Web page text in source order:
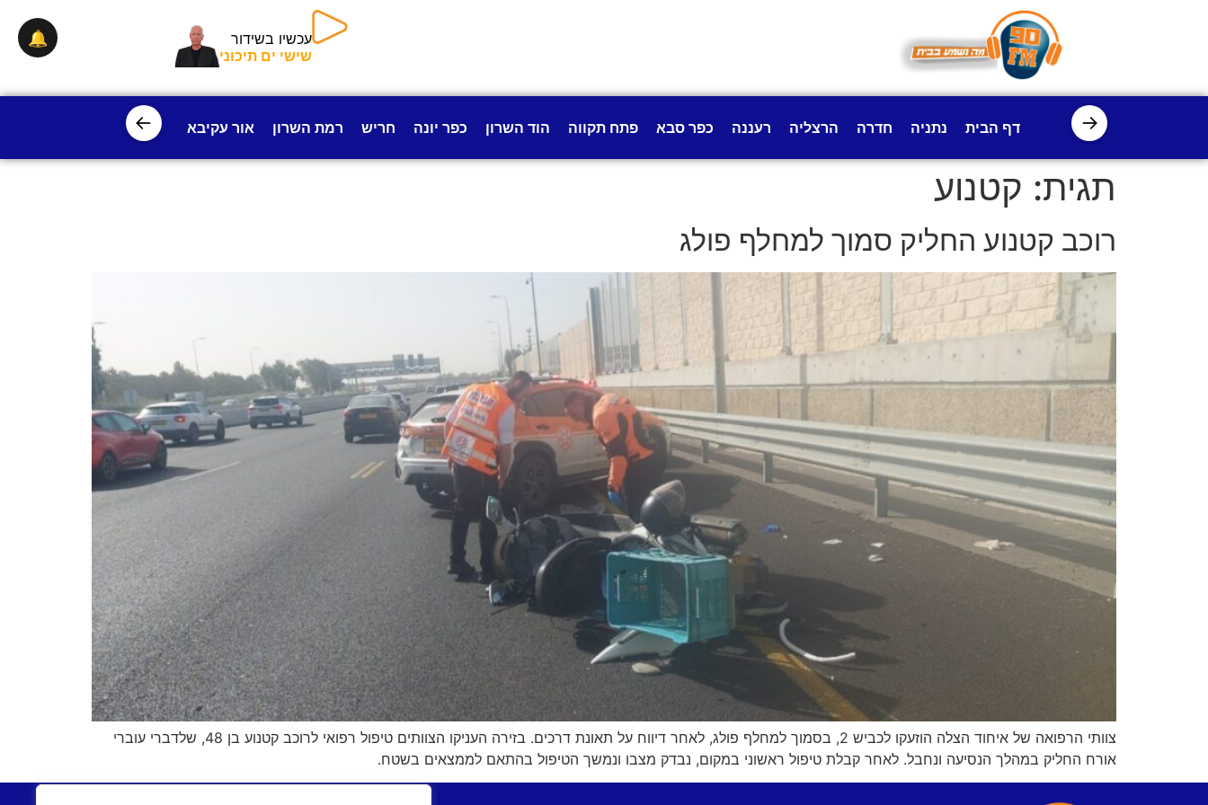
עכשיו בשידור
שישי ים תיכוני
→ דף הבית נתניה חדרה הרצליה רעננה כפר סבא פתח תקווה הוד השרון כפר יונה חריש רמת השרון אור עקיבא פרדס חנה
←
תגית: קטנוע
רוכב קטנוע החליק סמוך למחלף פולג
צוותי הרפואה של איחוד הצלה הוזעקו לכביש 2, בסמוך למחלף פולג, לאחר דיווח על תאונת דרכים. בזירה העניקו הצוותים טיפול רפואי לרוכב קטנוע בן 48, שלדברי עוברי
אורח החליק במהלך הנסיעה ונחבל. לאחר קבלת טיפול ראשוני במקום, נבדק מצבו ונמשך הטיפול בהתאם לממצאים בשטח.
🔔